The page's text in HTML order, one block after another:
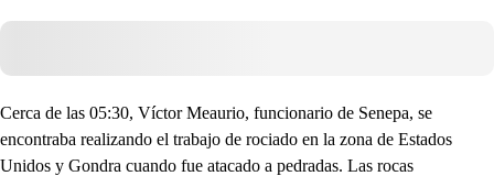
Cerca de las 05:30, Víctor Meaurio, funcionario de Senepa, se
encontraba realizando el trabajo de rociado en la zona de Estados
Unidos y Gondra cuando fue atacado a pedradas. Las rocas